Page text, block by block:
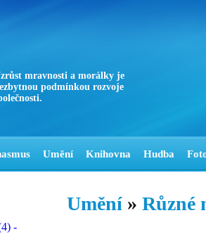
mravnosti a morálky je
podmínkou rozvoje
Umění Knihovna Hudba
Umění » Různé